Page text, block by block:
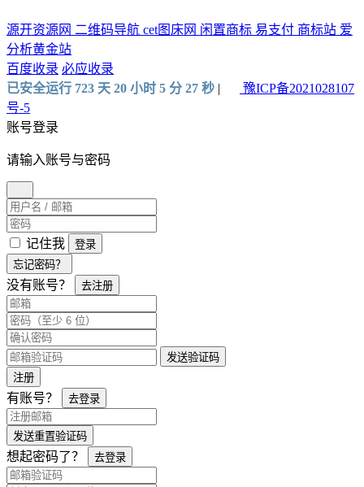
源开资源网 二维码导航 cet图床网 闲置商标 易支付 商标站 爱
分析黄金站
百度收录 必应收录
已安全运行 723 天 20 小时 5 分 29 秒 |
豫ICP备2021028107
号-5
账号登录
请输入账号与密码
记住我
登录
忘记密码？
没有账号？ 去注册
发送验证码
注册
有账号？ 去登录
发送重置验证码
想起密码了？ 去登录